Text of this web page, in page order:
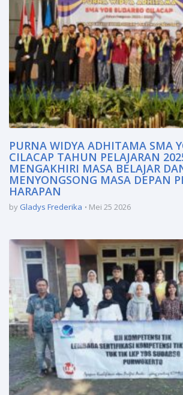
PURNA WIDYA ADHITAMA SMA
CILACAP TAHUN PELAJARAN
MENGAKHIRI MASA BELAJAR
MENYONGSONG MASA DEPAN
HARAPAN
by Gladys Frederika Mei 25 2026